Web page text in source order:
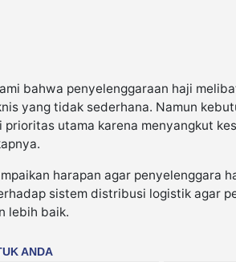
bahwa penyelenggaraan haji
yang tidak sederhana. Namun
prioritas utama karena menyangkut
harapan agar penyelenggara
sistem distribusi logistik agar
lebih baik.